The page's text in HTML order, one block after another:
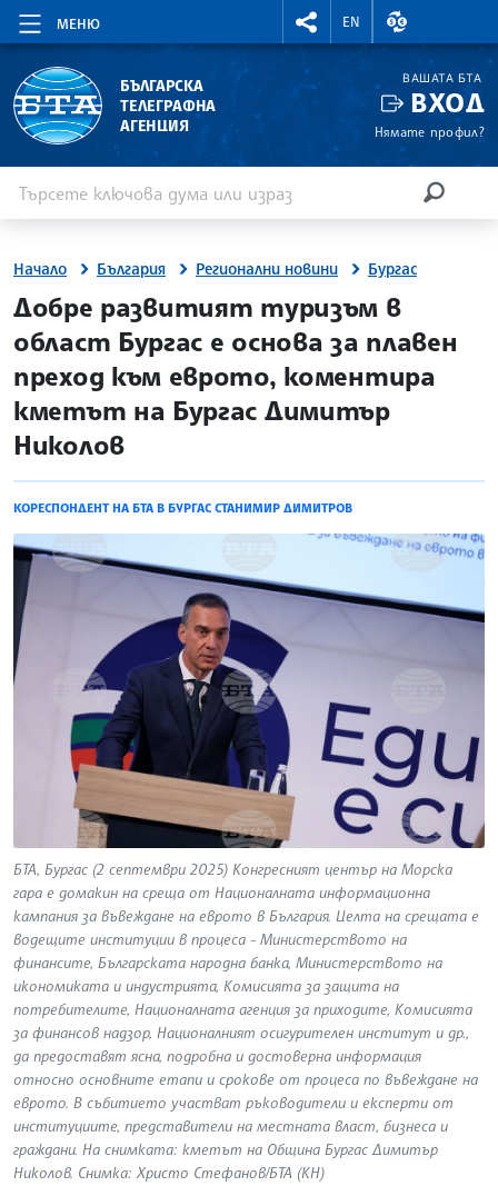
МЕНЮ
RIGHTMENU.SOCIAL
EN
ВАЛУТНИ
БЪЛГАРСКА
ТЕЛЕГРАФНА
АГЕНЦИЯ
ВАШАТА БТА
ВХОД
Нямате профил?
Начало България Регионални новини Бургас
site.bta
Добре развитият туризъм в
област Бургас е основа за плавен
преход към еврото, коментира
кметът на Бургас Димитър
Николов
КОРЕСПОНДЕНТ НА БТА В БУРГАС СТАНИМИР ДИМИТРОВ
БТА, Бургас (2 септември 2025) Конгресният център на Морска
гара е домакин на среща от Националната информационна
кампания за въвеждане на еврото в България. Целта на срещата е
водещите институции в процеса - Министерството на
финансите, Българската народна банка, Министерството на
икономиката и индустрията, Комисията за защита на
потребителите, Националната агенция за приходите, Комисията
за финансов надзор, Националният осигурителен институт и др.,
да предоставят ясна, подробна и достоверна информация
относно основните етапи и срокове от процеса по въвеждане на
еврото. В събитието участват ръководители и експерти от
институциите, представители на местната власт, бизнеса и
граждани. На снимката: кметът на Община Бургас Димитър
Николов. Снимка: Христо Стефанов/БТА (КН)